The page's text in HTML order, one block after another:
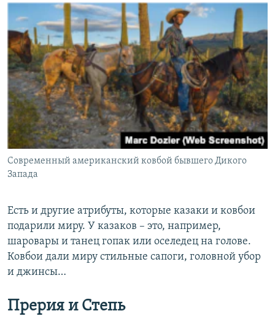
Современный американский ковбой бывшего Дикого
Запада
Есть и другие атрибуты, которые казаки и ковбои
подарили миру. У казаков – это, например,
шаровары и танец гопак или оселедец на голове.
Ковбои дали миру стильные сапоги, головной убор
и джинсы…
Прерия и Степь